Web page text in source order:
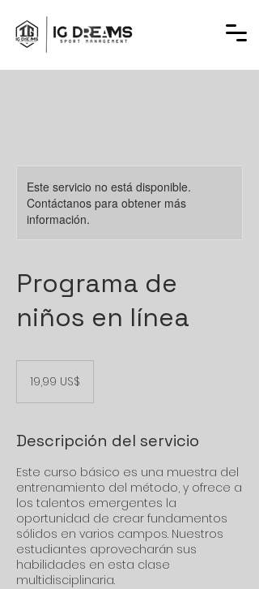
Este servicio no está disponible.
Contáctanos para obtener más
información.
Programa de
niños en línea
estadounidenses
19,99 US$
Descripción del servicio
Este curso básico es una muestra del
entrenamiento del método, y ofrece a
los talentos emergentes la
oportunidad de crear fundamentos
sólidos en varios campos. Nuestros
estudiantes aprovecharán sus
habilidades en esta clase
multidisciplinaria.